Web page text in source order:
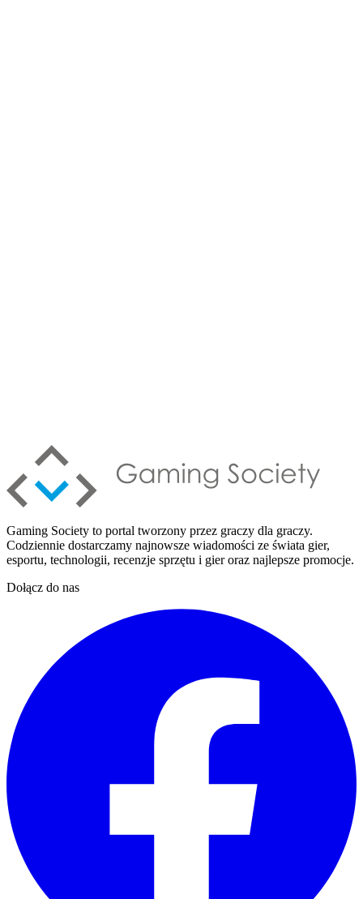
Gaming Society to portal tworzony przez graczy dla graczy.
Codziennie dostarczamy najnowsze wiadomości ze świata gier,
esportu, technologii, recenzje sprzętu i gier oraz najlepsze promocje.
Dołącz do nas